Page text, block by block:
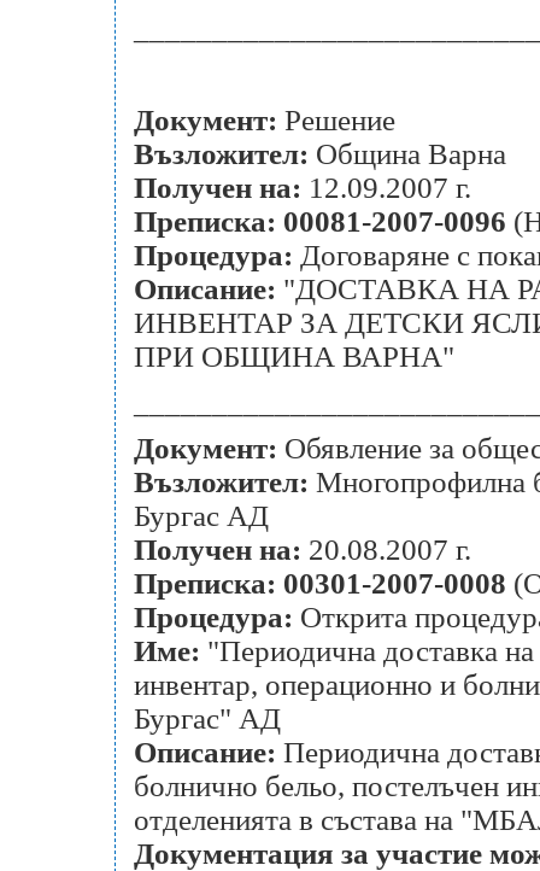
Документ: Решение
Възложител: Община Варна
Получен на: 12.09.2007 г.
Преписка: 00081-2007-0096
Процедура: Договаряне с
Описание: "ДОСТАВКА НА
ИНВЕНТАР ЗА ДЕТСКИ
ПРИ ОБЩИНА ВАРНА"
Документ: Обявление за
Възложител: Многопрофилна
Бургас АД
Получен на: 20.08.2007 г.
Преписка: 00301-2007-0008
Процедура: Открита
Име: "Периодична доставка
инвентар, операционно и
Бургас" АД
Описание: Периодична
болнично бельо, постелъчен
отделенията в състава на
Документация за участие